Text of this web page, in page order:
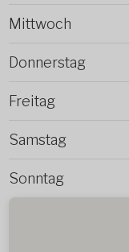
Mittwoch
Donnerstag
Freitag
Samstag
Sonntag